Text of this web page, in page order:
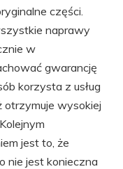
części.
naprawy
w
gwarancję
korzysta z usług
wysokiej
jest to, że
nie jest konieczna